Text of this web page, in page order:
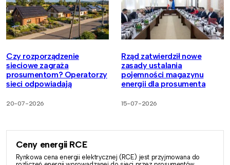
Czy rozporządzenie
sieciowe zagraża
prosumentom? Operatorzy
sieci odpowiadają
20-07-2026
Rząd zatwierdził nowe
zasady ustalania
pojemności magazynu
energii dla prosumenta
15-07-2026
Ceny energii RCE
Rynkowa cena energii elektrycznej (RCE) jest przyjmowana do